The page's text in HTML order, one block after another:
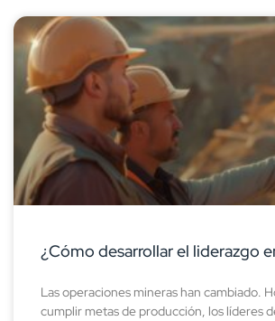
¿Cómo desarrollar el liderazgo
Las operaciones mineras han cambiado.
cumplir metas de producción, los líderes